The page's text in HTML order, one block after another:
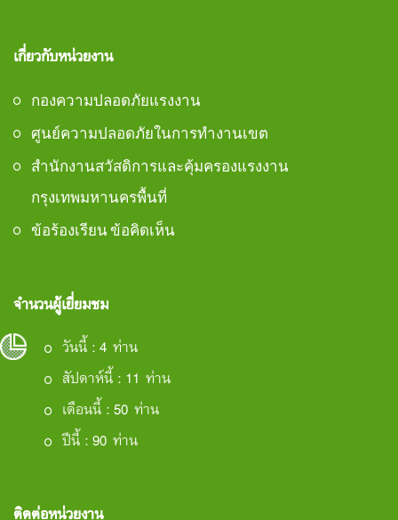
เกี่ยวกับหน่วยงาน
กองความปลอดภัยแรงงาน
ศูนย์ความปลอดภัยในการทำงานเขต
สำนักงานสวัสดิการและคุ้มครองแรงงาน
กรุงเทพมหานครพื้นที่
ข้อร้องเรียน ข้อคิดเห็น
จำนวนผู้เยี่ยมชม
วันนี้ : 4 ท่าน
สัปดาห์นี้ : 11 ท่าน
เดือนนี้ : 50 ท่าน
ปีนี้ : 90 ท่าน